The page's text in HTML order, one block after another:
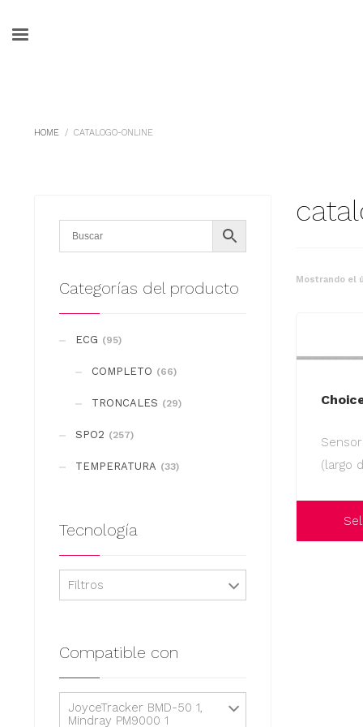
HOME CATALOGO-ONLINE
Mostrando el
(largo
Categorías del producto
ECG (95)
COMPLETO (66)
TRONCALES (29)
SPO2 (257)
TEMPERATURA (33)
Tecnología
Filtros
Compatible con
JoyceTracker BMD-50 1,
Mindray PM9000 1